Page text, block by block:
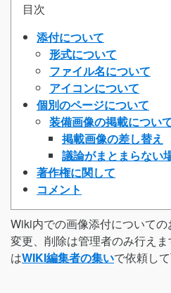
目次
添付について
形式について
ファイル名について
アイコンについて
個別のページについて
装備画像の掲載につい
掲載画像の差し替え
議論がまとまらない
著作権に関して
コメント
Wiki内での画像添付についての
変更、削除は管理者のみ行え
はWIKI編集者の集いで依頼して